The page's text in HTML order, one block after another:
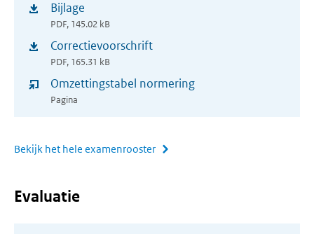
nieuw
venster)
Bijlage
PDF, 145.02 kB
(opent
nieuw
venster)
Correctievoorschrift
PDF, 165.31 kB
(opent
nieuw
venster)
Omzettingstabel normering
Pagina
Bekijk het hele examenrooster
Evaluatie